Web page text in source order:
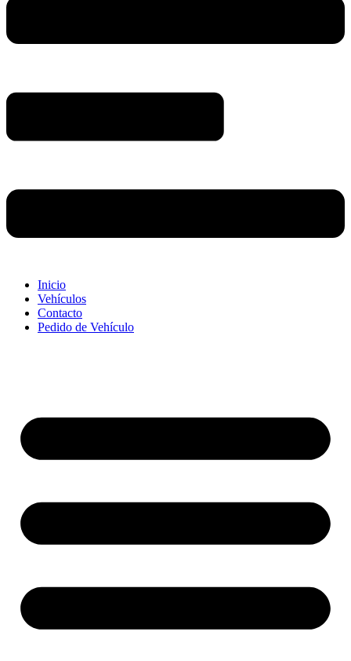
Inicio
Vehículos
Contacto
Pedido de Vehículo